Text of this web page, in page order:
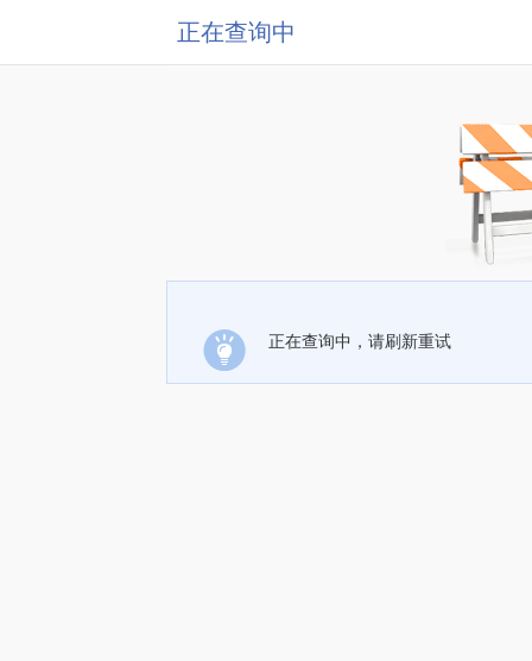
正在查询中
正在查询中，请刷新重试